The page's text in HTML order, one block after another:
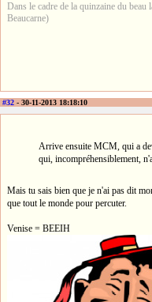
Dans le cadre de la quinzaine du beau
Beaucarne)
#32 - 30-11-2013 18:18:10
Arrive ensuite MCM, qui a
qui, incompréhensiblement,
Mais tu sais bien que je n'ai pas dit
que tout le monde pour percuter.
Venise = BEEIH